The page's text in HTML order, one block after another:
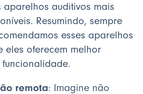
aparelhos auditivos mais
Resumindo, sempre
esses aparelhos
eles oferecem melhor
remota: Imagine não